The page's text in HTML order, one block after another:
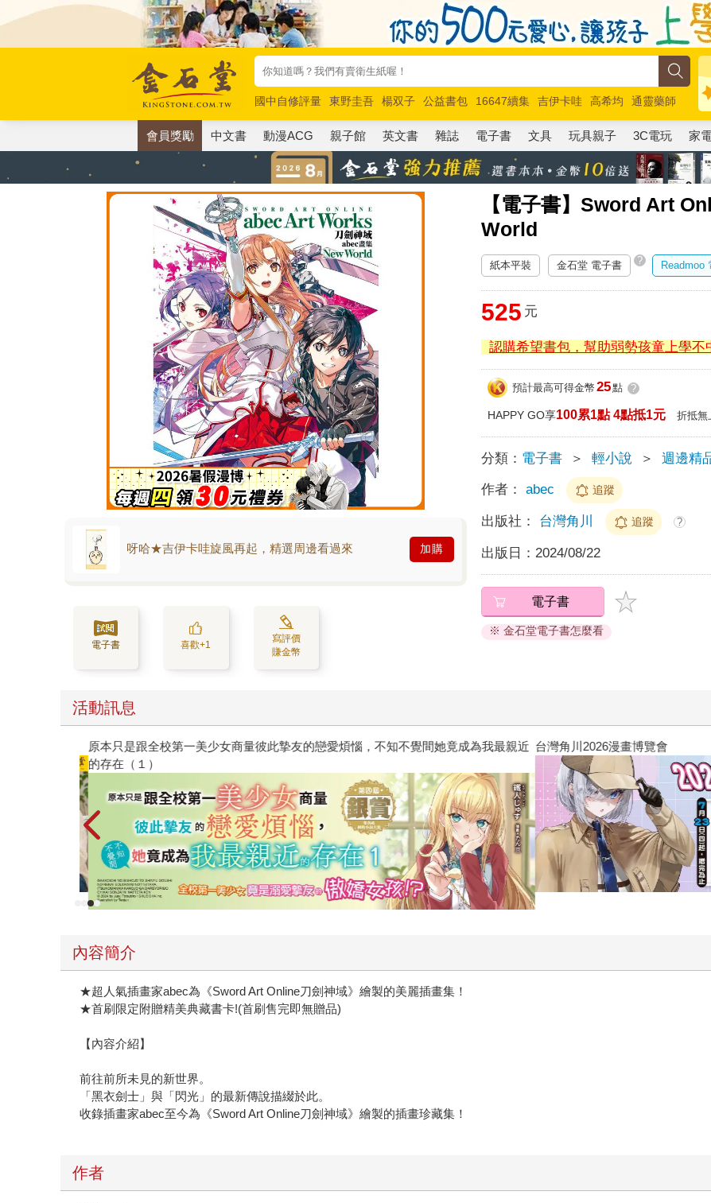
國中自修評量 東野圭吾 楊双子 公益書包 16647續集 吉伊卡哇 高希均
通靈藥師
唯紅花綻放
奧德賽 路邊攤新作 馬斯克 玩具總動員5 超慢跑
會員獎勵 中文書 動漫ACG 親子館 英文書 雜誌 電子書 文具 玩具親子 3C電玩 家電
【電子書】Sword Art
World
呀哈★吉伊卡哇旋風再起，精選周邊看過來 加購
電子書 喜歡+1
寫評價
賺金幣
紙本平裝 金石堂 電子書 ? Readmoo
525 元
認購希望書包，幫助弱勢孩童上學不
預計最高可得金幣 25點 ?
HAPPY GO享100累1點 4點抵1元 折抵無
分類： 電子書 ＞ 輕小說 ＞ 週邊精
作者： abec 追蹤
出版社： 台灣角川 追蹤 ?
出版日： 2024/08/22
電子書
※ 金石堂電子書怎麼看
活動訊息
原本只是跟全校第一美少女商量彼此摯友的戀愛煩惱，不知不覺間她竟成為我最親近
的存在（１）
台灣角川2026漫畫博覽會
內容簡介
★超人氣插畫家abec為《Sword Art Online刀劍神域》繪製的美麗插畫集！
★首刷限定附贈精美典藏書卡!(首刷售完即無贈品)
【內容介紹】
前往前所未見的新世界。
「黑衣劍士」與「閃光」的最新傳說描綴於此。
收錄插畫家abec至今為《Sword Art Online刀劍神域》繪製的插畫珍藏集！
作者